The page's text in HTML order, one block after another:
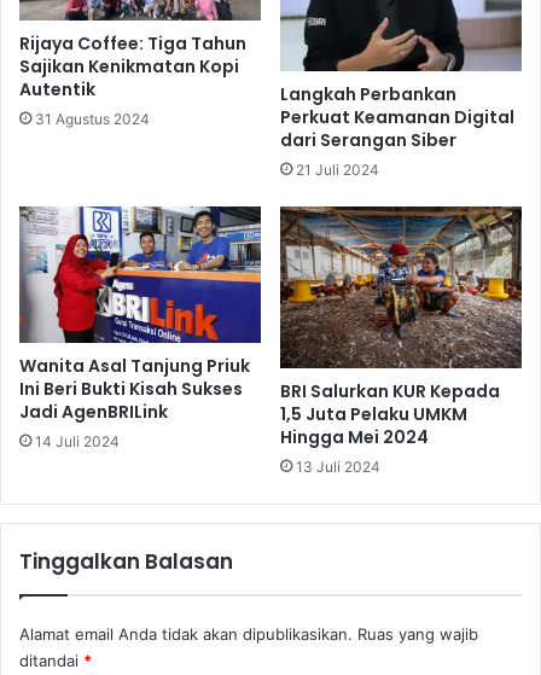
t
a
d
i
I
o
m
a
M
a
l
L
i
o
e
n
g
a
b
a
2
4
p
i
i
e
u
0
2
Rijaya Coffee: Tiga Tahun
Sajikan Kenikmatan Kopi
Autentik
31 Agustus 2024
Langkah Perbankan
Perkuat Keamanan Digital
dari Serangan Siber
21 Juli 2024
Wanita Asal Tanjung Priuk
Ini Beri Bukti Kisah Sukses
Jadi AgenBRILink
14 Juli 2024
BRI Salurkan KUR Kepada
1,5 Juta Pelaku UMKM
Hingga Mei 2024
13 Juli 2024
Tinggalkan Balasan
Alamat email Anda tidak akan dipublikasikan. Ruas yang wajib
ditandai *